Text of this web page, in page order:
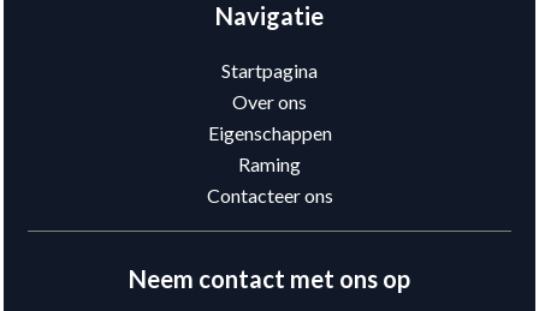
Navigatie
Startpagina
Over ons
Eigenschappen
Raming
Contacteer ons
Neem contact met ons op